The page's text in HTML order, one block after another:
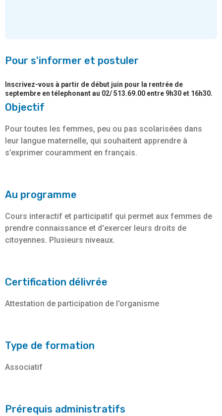
Objectif
Pour toutes les femmes, peu ou pas scolarisées dans
leur langue maternelle, qui souhaitent apprendre à
s’exprimer couramment en français.
Au programme
Cours interactif et participatif qui permet aux femmes de
prendre connaissance et d'exercer leurs droits de
citoyennes. Plusieurs niveaux.
Certification délivrée
Attestation de participation de l'organisme
Type de formation
Associatif
Prérequis administratifs
Pour s'informer et postuler
Inscrivez-vous à partir de début juin pour la rentrée de
septembre en télephonant au 02/ 513.69.00 entre 9h30 et 16h30.